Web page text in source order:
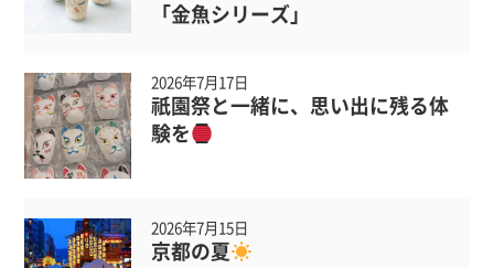
「金魚シリーズ」
2026年7月17日
祇園祭と一緒に、思い出に残る体
験を
2026年7月15日
京都の夏